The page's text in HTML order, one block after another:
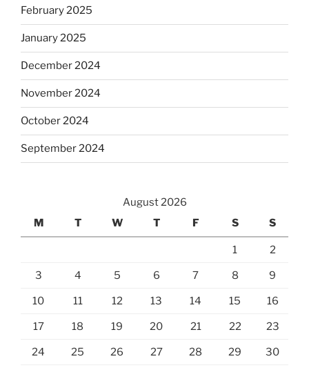
February 2025
January 2025
December 2024
November 2024
October 2024
September 2024
August 2026
M
T W T F S S
1 2
3 4 5 6 7 8 9
10 11 12 13 14 15 16
17 18 19 20 21 22 23
24 25 26 27 28 29 30